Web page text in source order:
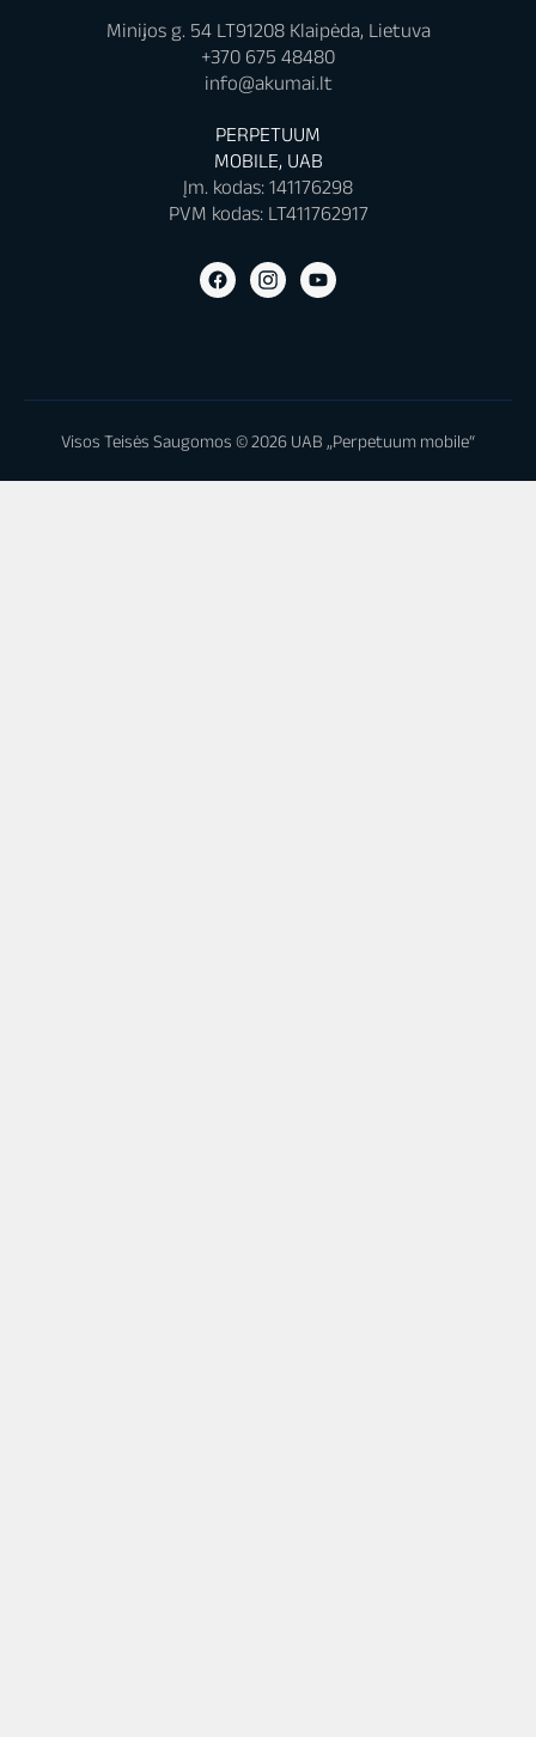
Minijos g. 54 LT91208 Klaipėda, Lietuva
+370 675 48480
info@akumai.lt
PERPETUUM
MOBILE, UAB
Įm. kodas: 141176298
PVM kodas: LT411762917
Visos Teisės Saugomos © 2026 UAB „Perpetuum mobile“